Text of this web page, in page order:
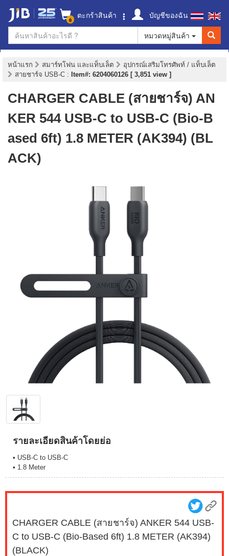
0 ตะกร้าสินค้า
บัญชีของฉัน
หมวดหมู่สินค้า
หน้าแรก สมาร์ทโฟน และแท็บเล็ต
อุปกรณ์เสริมโทรศัพท์ / แท็บเล็ต
สายชาร์จ USB-C : Item#: 6204060126 [ 3,851 view ]
CHARGER CABLE (สายชาร์จ) AN
KER 544 USB-C to USB-C (Bio-B
ased 6ft) 1.8 METER (AK394) (BL
ACK)
รายละเอียดสินค้าโดยย่อ
• USB-C to USB-C
• 1.8 Meter
CHARGER CABLE (สายชาร์จ) ANKER 544 USB-
C to USB-C (Bio-Based 6ft) 1.8 METER (AK394)
(BLACK)